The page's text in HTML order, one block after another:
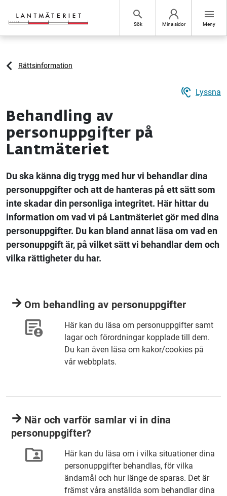
search
Sök Mina sidor
menu
Meny
Rättsinformation
hearing Lyssna
Behandling av
personuppgifter på
Lantmäteriet
Du ska känna dig trygg med hur vi behandlar dina
personuppgifter och att de hanteras på ett sätt som
inte skadar din personliga integritet. Här hittar du
information om vad vi på Lantmäteriet gör med dina
personuppgifter. Du kan bland annat läsa om vad en
personuppgift är, på vilket sätt vi behandlar dem och
vilka rättigheter du har.
Om behandling av personuppgifter
Här kan du läsa om personuppgifter samt
lagar och förordningar kopplade till dem.
Du kan även läsa om kakor/cookies på
vår webbplats.
När och varför samlar vi in dina
personuppgifter?
Här kan du läsa om i vilka situationer dina
personuppgifter behandlas, för vilka
ändamål och hur länge de sparas. Det är
främst våra anställda som behandlar dina